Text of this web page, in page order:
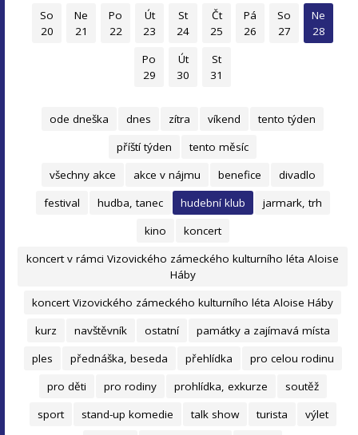
So
20
Ne
21
Po
22
Út
23
St
24
Čt
25
Pá
26
So
27
Ne
28
Po
29
Út
30
St
31
ode dneška dnes zítra víkend
tento týden
příští týden
tento měsíc
všechny akce
akce v nájmu benefice
divadlo
festival
hudba, tanec hudební klub
jarmark, trh
kino
koncert
koncert v rámci Vizovického zámeckého kulturního léta Aloise
Háby
koncert Vizovického zámeckého kulturního léta Aloise Háby
kurz
navštěvník ostatní
památky a zajímavá místa
ples
přednáška, beseda přehlídka
pro celou rodinu
pro děti
pro rodiny prohlídka, exkurze
soutěž
sport
stand-up komedie talk show turista
výlet